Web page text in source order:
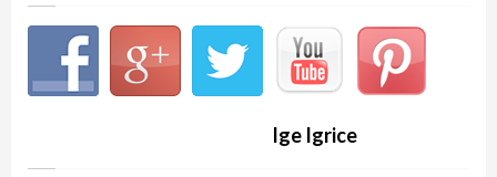
Ige Igrice